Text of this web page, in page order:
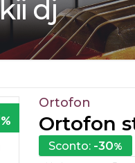
dj
%
Ortofon
Ortofon
Sconto: -30%